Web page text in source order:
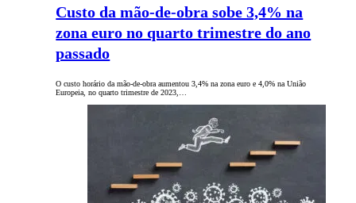
Custo da mão-de-obra sobe 3,4% na
zona euro no quarto trimestre do ano
passado
O custo horário da mão-de-obra aumentou 3,4% na zona euro e 4,0% na União
Europeia, no quarto trimestre de 2023,…